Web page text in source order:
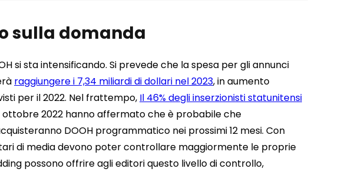
sulla domanda
si sta intensificando. Si prevede che la spesa per gli annunci
raggiungere i 7,34 miliardi di dollari nel 2023, in aumento
per il 2022. Nel frattempo, Il 46% degli inserzionisti statunitensi
2022 hanno affermato che è probabile che
DOOH programmatico nei prossimi 12 mesi. Con
di media devono poter controllare maggiormente le proprie
possono offrire agli editori questo livello di controllo,